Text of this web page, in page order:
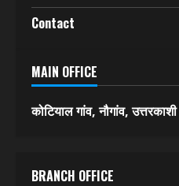
Contact
MAIN OFFICE
कोटियाल गांव, नौगांव, उत्तरकाशी
BRANCH OFFICE